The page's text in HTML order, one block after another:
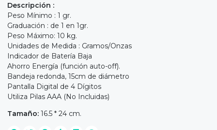
Descripción :
Peso Mínimo : 1 gr.
Graduación : de 1 en 1gr.
Peso Máximo: 10 kg.
Unidades de Medida : Gramos/Onzas
Indicador de Batería Baja
Ahorro Energía (función auto-off).
Bandeja redonda, 15cm de diámetro
Pantalla Digital de 4 Dígitos
Utiliza Pilas AAA (No Incluidas)
Tamaño: 16.5 * 24 cm.